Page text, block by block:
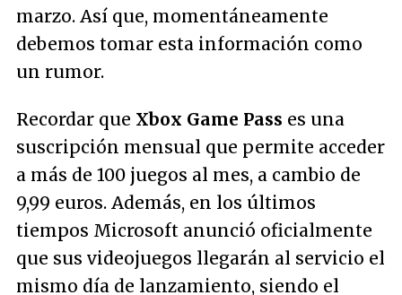
marzo. Así que, momentáneamente
debemos tomar esta información como
un rumor.
Recordar que Xbox Game Pass es una
suscripción mensual que permite acceder
a más de 100 juegos al mes, a cambio de
9,99 euros. Además, en los últimos
tiempos Microsoft anunció oficialmente
que sus videojuegos llegarán al servicio el
mismo día de lanzamiento, siendo el